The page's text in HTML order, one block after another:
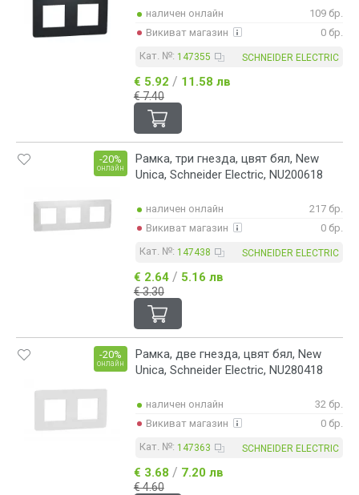
наличен онлайн
109 бр.
Викиват магазин
0 бр.
Кат. №: 147355 SCHNEIDER ELECTRIC
€ 5.92 / 11.58 лв
€ 7.40
Рамка, три гнезда, цвят бял, New
Unica, Schneider Electric, NU200618
-20%
онлайн
наличен онлайн
217 бр.
Викиват магазин
0 бр.
Кат. №: 147438 SCHNEIDER ELECTRIC
€ 2.64 / 5.16 лв
€ 3.30
Рамка, две гнезда, цвят бял, New
Unica, Schneider Electric, NU280418
-20%
онлайн
наличен онлайн
32 бр.
Викиват магазин
0 бр.
Кат. №: 147363 SCHNEIDER ELECTRIC
€ 3.68 / 7.20 лв
€ 4.60